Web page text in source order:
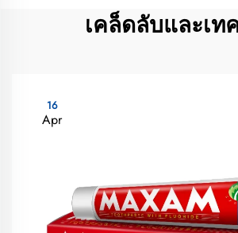
เคล็ดลับและเท
16
Apr